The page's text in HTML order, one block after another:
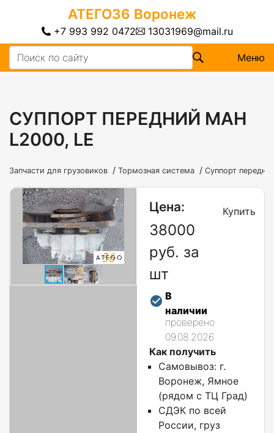
АТЕГО36 Воронеж
+7 993 992 0472 13031969@mail.ru
Меню
СУППОРТ ПЕРЕДНИЙ МАН
L2000, LE
Запчасти для грузовиков / Тормозная система / Суппорт
Цена:
38000
руб. за
шт
В
наличии
проверено
09.08.2026
Купить
Как получить
Самовывоз: г.
Воронеж, Ямное
(рядом с ТЦ Град)
СДЭК по всей
России, груз